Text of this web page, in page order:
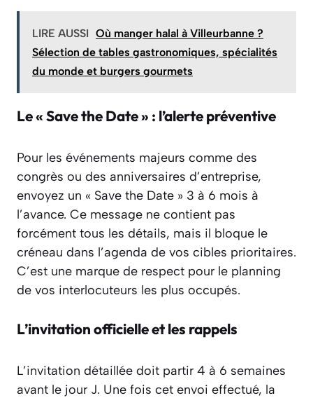
LIRE AUSSI Où manger halal à Villeurbanne ?
Sélection de tables gastronomiques, spécialités
du monde et burgers gourmets
Le « Save the Date » : l’alerte préventive
Pour les événements majeurs comme des
congrès ou des anniversaires d’entreprise,
envoyez un « Save the Date » 3 à 6 mois à
l’avance. Ce message ne contient pas
forcément tous les détails, mais il bloque le
créneau dans l’agenda de vos cibles prioritaires.
C’est une marque de respect pour le planning
de vos interlocuteurs les plus occupés.
L’invitation officielle et les rappels
L’invitation détaillée doit partir 4 à 6 semaines
avant le jour J. Une fois cet envoi effectué, la